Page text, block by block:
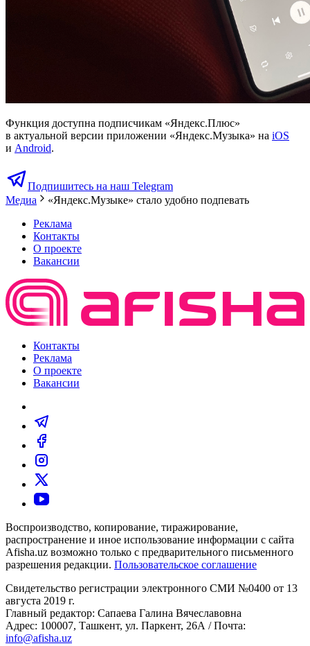
Функция доступна подписчикам «Яндекс.Плюс»
в актуальной версии приложении «Яндекс.Музыка» на iOS
и Android.
Подпишитесь на наш Telegram
Медиа
«Яндекс.Музыке» стало удобно подпевать
Реклама
Контакты
О проекте
Вакансии
Контакты
Реклама
О проекте
Вакансии
Воспроизводство, копирование, тиражирование,
распространение и иное использование информации с сайта
Afisha.uz возможно только с предварительного письменного
разрешения редакции. Пользовательское соглашение
Свидетельство регистрации электронного СМИ №0400 от 13
августа 2019 г.
Главный редактор: Сапаева Галина Вячеславовна
Адрес: 100007, Ташкент, ул. Паркент, 26А / Почта:
info@afisha.uz